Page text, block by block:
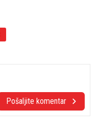
Pošaljite komentar